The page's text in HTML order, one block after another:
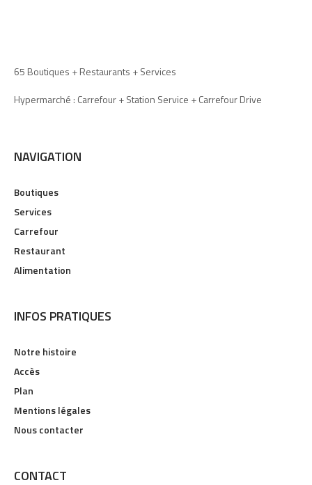
65 Boutiques + Restaurants + Services
Hypermarché : Carrefour + Station Service + Carrefour Drive
NAVIGATION
Boutiques
Services
Carrefour
Restaurant
Alimentation
INFOS PRATIQUES
Notre histoire
Accès
Plan
Mentions légales
Nous contacter
CONTACT